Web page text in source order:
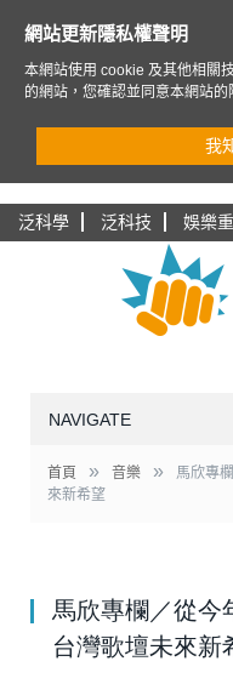
泛科學 泛科技 娛樂
NAVIGATE
首頁 » 音樂 »
馬欣專
來新希望
馬欣專欄／從今
台灣歌壇未來新
網站更新隱私權聲明
本網站使用 cookie 及其他相關
的網站，您確認並同意本網站的
我